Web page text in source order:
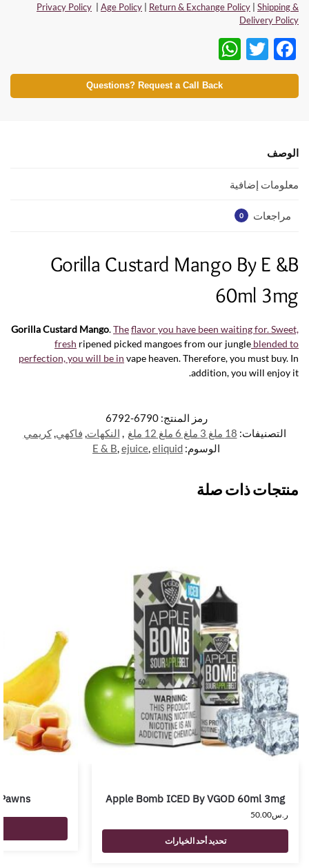
Privacy Policy Age Policy Return & Exchange Policy
Shipping &
Delivery Policy
F
ac
e
o
k
T
w
itt
h
at
Questions? Request a Call Back
الوصف
معلومات إضافية
مراجعات 0
Gorilla Custard Mango By E &B
60ml 3mg
Gorilla Custard Mango.Theflavor you have been waiting for. Sweet,
fresh ripened picked mangoes from our jungle blended to
perfection, you will be in vape heaven. Therefore, you must buy. In
addition, you will enjoy it.
رمز المنتج:6790-6792
التصنيفات: 18 ملغ 3 ملغ 6 ملغ 12 ملغ النكهات فاكهي ,كريمي
الوسوم:
E & B ejuice eliquid
منتجات ذات صلة
Apple Bomb ICED By VGOD 60ml 3mg
ر.س50.00
تحديد أحد الخيارات